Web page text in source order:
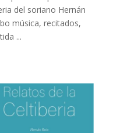
del soriano Hernán
música, recitados,
...